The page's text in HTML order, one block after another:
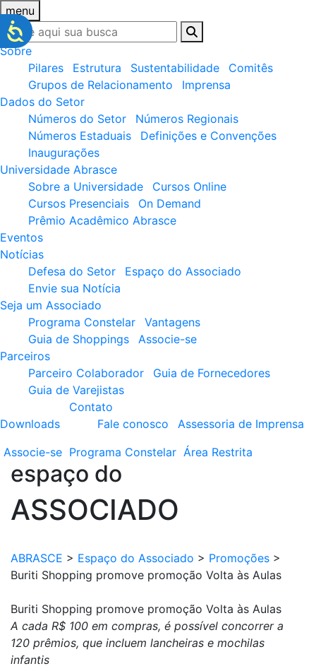
menu
Sobre
Pilares
Estrutura Sustentabilidade
Comitês
Grupos de Relacionamento
Imprensa
Dados do Setor
Números do Setor
Números Regionais
Números Estaduais
Definições e Convenções
Inaugurações
Universidade Abrasce
Sobre a Universidade
Cursos Online
Cursos Presenciais
On Demand
Prêmio Acadêmico Abrasce
Eventos
Notícias
Defesa do Setor
Espaço do Associado
Envie sua Notícia
Seja um Associado
Programa Constelar
Vantagens
Guia de Shoppings
Associe-se
Parceiros
Parceiro Colaborador
Guia de Fornecedores
Guia de Varejistas
Downloads
Contato
Fale conosco
Assessoria de Imprensa
Associe-se Programa Constelar Área Restrita
espaço do
ASSOCIADO
ABRASCE > Espaço do Associado > Promoções >
Buriti Shopping promove promoção Volta às Aulas
Buriti Shopping promove promoção Volta às Aulas
A cada R$ 100 em compras, é possível concorrer a
120 prêmios, que incluem lancheiras e mochilas
infantis